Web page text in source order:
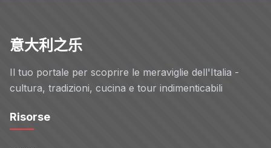
意大利之乐
Il tuo portale per scoprire le meraviglie dell'Italia -
cultura, tradizioni, cucina e tour indimenticabili
Risorse